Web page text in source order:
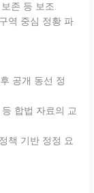
존 등 보조.
역 중심 정황 파
공개 동선 정
합법 자료의 교
책 기반 정정 요